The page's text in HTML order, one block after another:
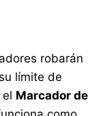
robarán
límite de
Marcador de